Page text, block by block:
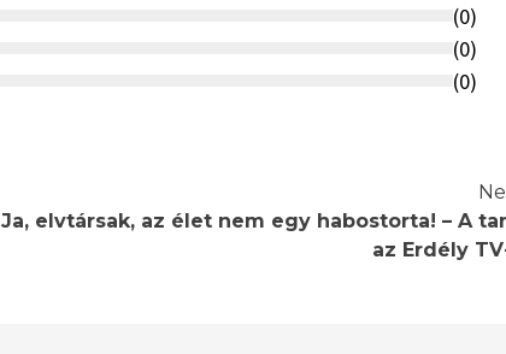
(0)
(0)
(0)
Ja, elvtársak, az élet nem egy habostorta! – A
az Erdély